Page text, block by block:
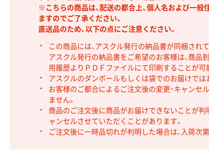
※こちらの商品は、配送の都合上、個人名および一般
ますのでご了承ください。
直送品のため、以下の点にご注意ください。
この商品には、アスクル発行の納品書が同梱され
アスクル発行の納品書をご希望のお客様は、商品
用履歴よりＰＤＦファイルにて印刷することが可
アスクルのダンボールもしくは袋でのお届けでは
お客様のご都合によるご注文後の変更・キャンセル
ません。
商品のご注文後に商品がお届けできないことが判
ャンセルさせていただくことがあります。
ご注文後に一時品切れが判明した場合は、入荷次